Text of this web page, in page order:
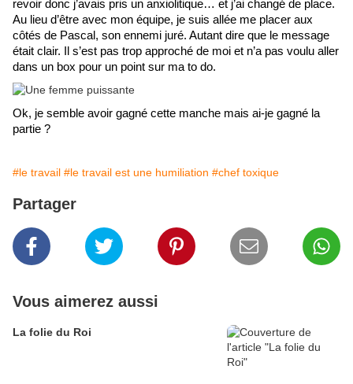
revoir donc j’avais pris un anxiolitique… et j’ai changé de place.
Au lieu d’être avec mon équipe, je suis allée me placer aux
côtés de Pascal, son ennemi juré. Autant dire que le message
était clair. Il s’est pas trop approché de moi et n’a pas voulu aller
dans un box pour un point sur ma to do.
Ok, je semble avoir gagné cette manche mais ai-je gagné la
partie ?
#le travail #le travail est une humiliation #chef toxique
Partager
Vous aimerez aussi
La folie du Roi